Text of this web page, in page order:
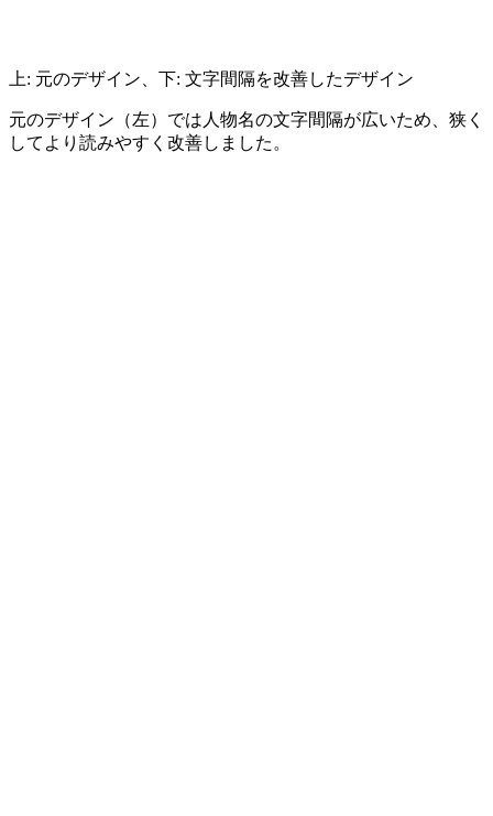
上: 元のデザイン、下: 文字間隔を改善したデザイン
元のデザイン（左）では人物名の文字間隔が広いため、狭く
してより読みやすく改善しました。